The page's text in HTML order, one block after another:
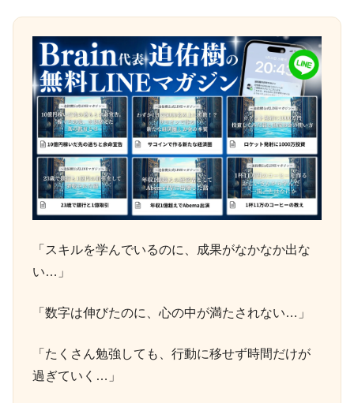
「スキルを学んでいるのに、成果がなかなか出な
い…」
「数字は伸びたのに、心の中が満たされない…」
「たくさん勉強しても、行動に移せず時間だけが
過ぎていく…」